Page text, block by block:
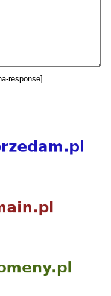
response]